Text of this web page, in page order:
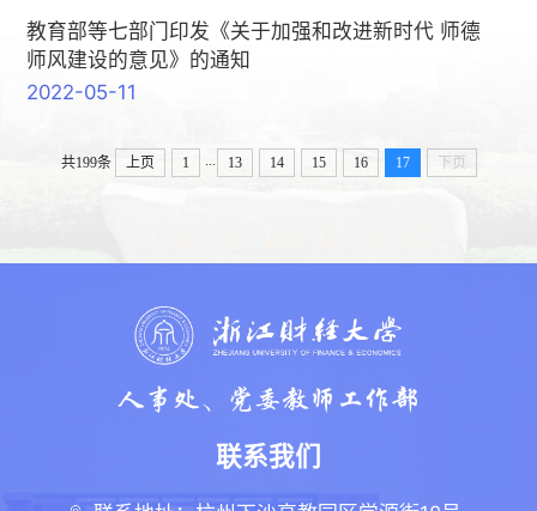
教育部等七部门印发《关于加强和改进新时代 师德
师风建设的意见》的通知
2022-05-11
共199条 上页 1 ... 13 14 15 16 17 下页
联系我们